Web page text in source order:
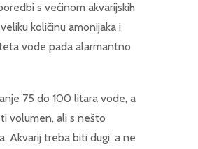
s većinom akvarijskih
količinu amonijaka i
vode pada alarmantno
75 do 100 litara vode, a
volumen, ali s nešto
Akvarij treba biti dugi, a ne